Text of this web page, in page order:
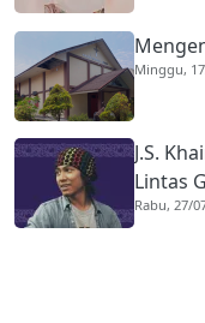
Minggu,
J.S.
Lintas
Rabu, 27/